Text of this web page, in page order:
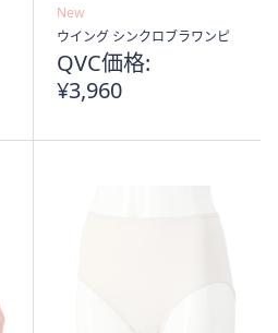
New
ウイング シンクロブラワンピ
QVC価格:
¥3,960